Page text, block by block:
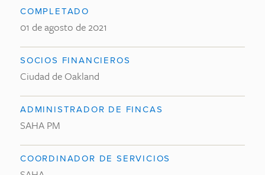
COMPLETADO
01 de agosto de 2021
SOCIOS FINANCIEROS
Ciudad de Oakland
ADMINISTRADOR DE FINCAS
SAHA PM
COORDINADOR DE SERVICIOS